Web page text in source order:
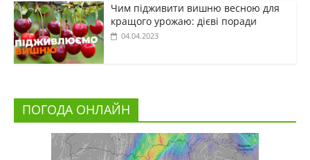
Чим підживити вишню весною для
кращого урожаю: дієві поради
04.04.2023
ПОГОДА ОНЛАЙН